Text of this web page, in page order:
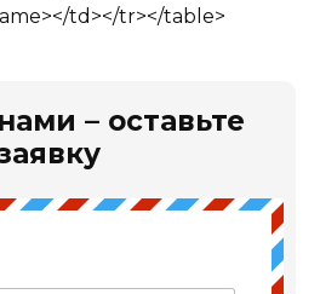
td></tr></table>
– оставьте